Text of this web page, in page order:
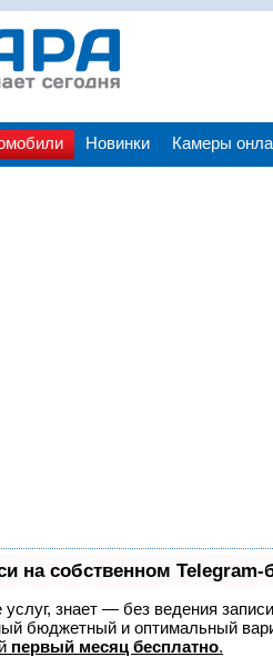
Новинки Камеры
на собственном Telegram-
услуг, знает — без ведения
бюджетный и оптимальный
первый месяц бесплатно.